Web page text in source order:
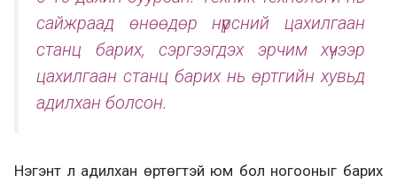
сайжраад өнөөдөр нүүрсний цахилгаан
станц барих, сэргээгдэх эрчим хүчээр
цахилгаан станц барих нь өртгийн хувьд
адилхан болсон.
Нэгэнт л адилхан өртөгтэй юм бол ногооныг барих